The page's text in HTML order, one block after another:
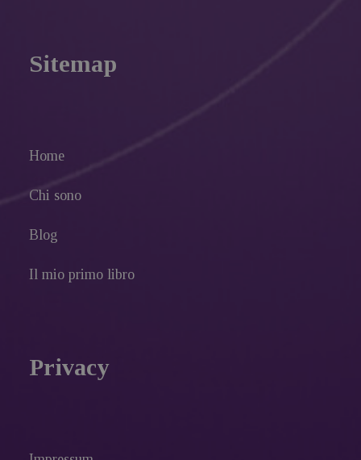
Sitemap
Home
Chi sono
Blog
Il mio primo libro
Privacy